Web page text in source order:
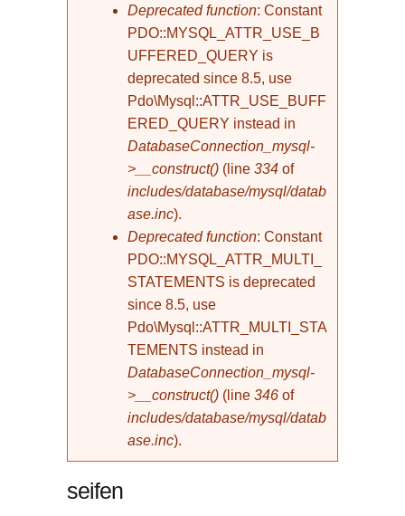
Fehlermeldung
Deprecated function: Constant
PDO::MYSQL_ATTR_USE_B
UFFERED_QUERY is
deprecated since 8.5, use
Pdo\Mysql::ATTR_USE_BUFF
ERED_QUERY instead in
DatabaseConnection_mysql-
>__construct() (line 334 of
includes/database/mysql/datab
ase.inc).
Deprecated function: Constant
PDO::MYSQL_ATTR_MULTI_
STATEMENTS is deprecated
since 8.5, use
Pdo\Mysql::ATTR_MULTI_STA
TEMENTS instead in
DatabaseConnection_mysql-
>__construct() (line 346 of
includes/database/mysql/datab
ase.inc).
seifen